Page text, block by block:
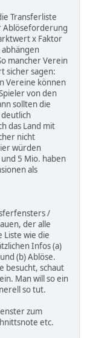
Transferliste
Ablöseforderung
x Faktor
mancher Verein
sicher sagen:
Vereine können
von den
sollten die
das Land mit
nicht
würden
5 Mio. haben
als
/
der alle
Liste wie die
Infos (a)
(b) Ablöse.
besucht, schaut
Man will so ein
so tut.
zum
etc.